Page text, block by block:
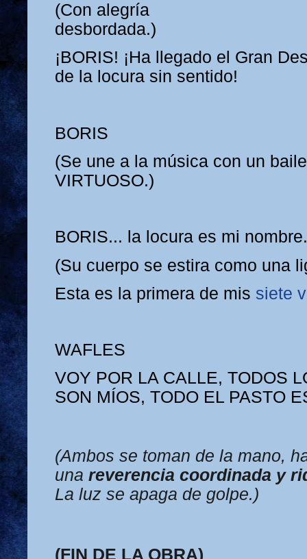
(Con alegría
desbordada.)
¡BORIS! ¡Ha llegado el Gran
de la locura sin sentido!
BORIS
(Se une a la música con un
VIRTUOSO.)
BORIS... la locura es mi nombre.
(Su cuerpo se estira como una
Esta es la primera de mis siete
WAFLES
VOY POR LA CALLE, TODOS
SON MÍOS, TODO EL PASTO
(Ambos se toman de la mano,
una reverencia coordinada y
La luz se apaga de golpe.)
(FIN DE LA OBRA)